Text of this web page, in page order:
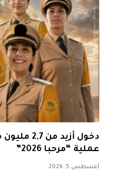
دخول
عملية “مرحبا 2026”
أغسطس 5, 2026